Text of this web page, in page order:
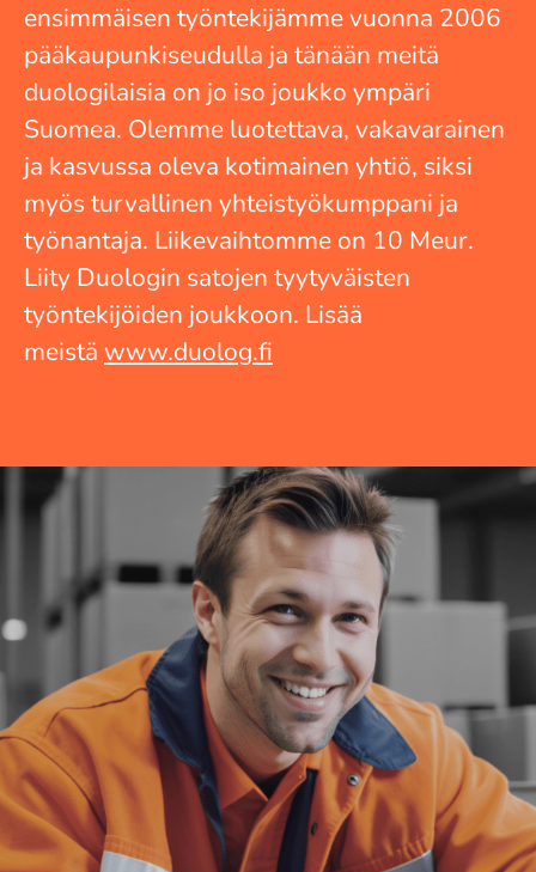
ensimmäisen työntekijämme vuonna 2006
pääkaupunkiseudulla ja tänään meitä
duologilaisia on jo iso joukko ympäri
Suomea. Olemme luotettava, vakavarainen
ja kasvussa oleva kotimainen yhtiö, siksi
myös turvallinen yhteistyökumppani ja
työnantaja. Liikevaihtomme on 10 Meur.
Liity Duologin satojen tyytyväisten
työntekijöiden joukkoon. Lisää
meistä www.duolog.fi